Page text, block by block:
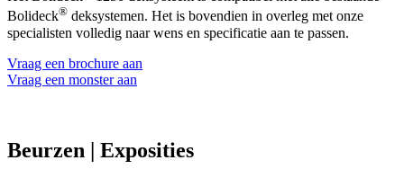
Bolideck® deksystemen. Het is bovendien in overleg met onze
specialisten volledig naar wens en specificatie aan te passen.
Vraag een brochure aan
Vraag een monster aan
Beurzen | Exposities